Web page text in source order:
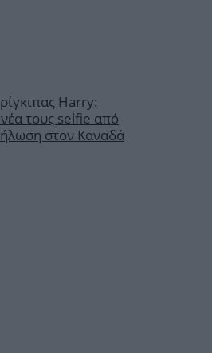
Harry:
τους selfie από
στον Καναδά